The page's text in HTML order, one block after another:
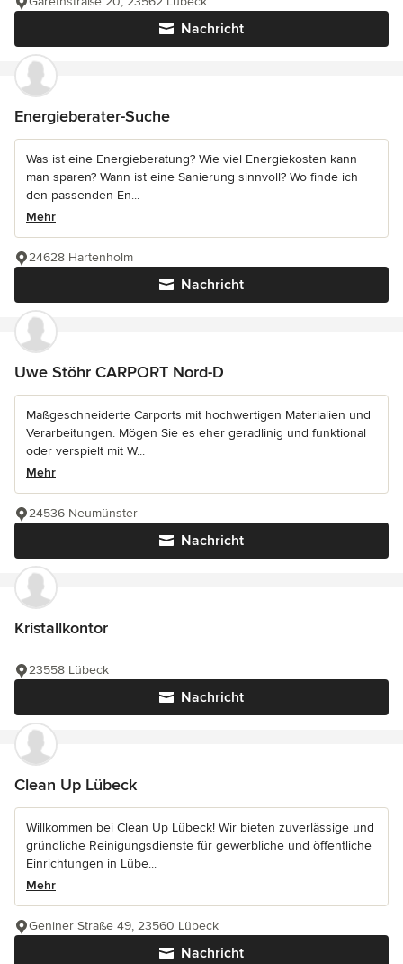
Nachricht
Energieberater-Suche
Was ist eine Energieberatung? Wie viel Energiekosten kann
man sparen? Wann ist eine Sanierung sinnvoll? Wo finde ich
den passenden En...
Mehr
Nachricht
24628 Hartenholm
Uwe Stöhr CARPORT Nord-D
Maßgeschneiderte Carports mit hochwertigen Materialien und
Verarbeitungen. Mögen Sie es eher geradlinig und funktional
oder verspielt mit W...
Mehr
Nachricht
24536 Neumünster
Kristallkontor
Nachricht
23558 Lübeck
Clean Up Lübeck
Willkommen bei Clean Up Lübeck! Wir bieten zuverlässige und
gründliche Reinigungsdienste für gewerbliche und öffentliche
Einrichtungen in Lübe...
Mehr
Nachricht
Geniner Straße 49, 23560 Lübeck